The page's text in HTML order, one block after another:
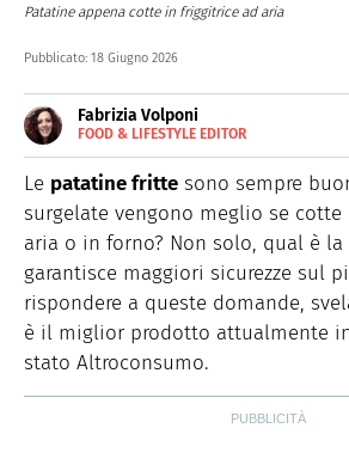
Patatine appena cotte in friggitrice ad aria
Pubblicato: 18 Giugno 2026
Fabrizia Volponi
FOOD & LIFESTYLE EDITOR
Nata nella città delle 100 torri, è
Storiche. Curiosa e schietta, scrive
Le patatine fritte sono sempre
surgelate vengono meglio se
aria o in forno? Non solo, qual è la
garantisce maggiori sicurezze sul
rispondere a queste domande,
è il miglior prodotto attualmente
stato Altroconsumo.